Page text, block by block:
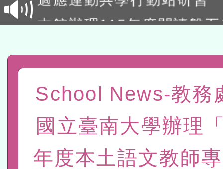
本館辦理115年度閱讀磐
程
A3數位素養講師名單
「數位內容與教學軟體線
t」
有關大陸委員會函釋公務
赴陸應申請許可一案
轉知經濟部水利署委託財
研究院辦理「115年表揚
115年8月22日(星期六)辦
School News-教務
國立臺南大學辦理
年度本土語文教師